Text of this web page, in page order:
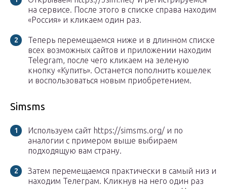
на сервисе. После этого в списке справа находим
«Россия» и кликаем один раз.
Теперь перемещаемся ниже и в длинном списке
всех возможных сайтов и приложении находим
Telegram, после чего кликаем на зеленую
кнопку «Купить». Останется пополнить кошелек
и воспользоваться новым приобретением.
Simsms
Используем сайт https://simsms.org/ и по
аналогии с примером выше выбираем
подходящую вам страну.
Затем перемещаемся практически в самый низ и
находим Телеграм. Кликнув на него один раз